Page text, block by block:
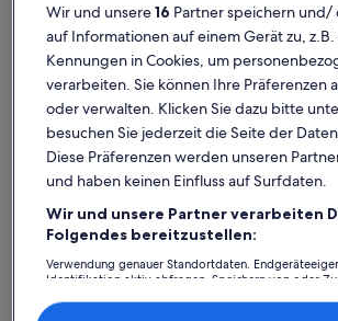
Schönjochbahn II, die perfekt für deinen
gleich, ob du mit Kindern und Haustieren,
deiner besseren Hälfte verreist,
Annehmlichkeiten, die dir für deinen Aufenthalt
so dazugehört? Beispielsweise WLAN und ein
wenn du Optionen zur Barrierefreiheit oder
Rauchpräferenzen suchst, steht dir ein
Verfügung.
Finde Unterkünfte ganz nach
Geschmack
Suche nach Ferienhäusern Suche nach
Wir und unsere16 Partner speichern
auf Informationen auf einem Gerät zu,
Kennungen in Cookies, um
verarbeiten. Sie können Ihre Präferenzen
oder verwalten. Klicken Sie dazu bitte
besuchen Sie jederzeit die Seite der
Diese Präferenzen werden unseren
und haben keinen Einfluss auf Surfdaten.
Wir und unsere Partner verarbeiten
Folgendes bereitzustellen:
Verwendung genauer Standortdaten.
Identifikation aktiv abfragen. Speichern von oder
Inhalte, Messung von Werbeleistung und der